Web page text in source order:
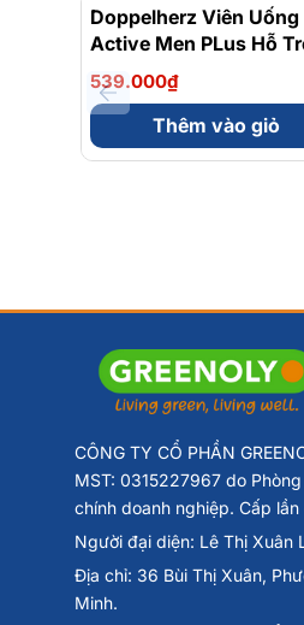
Greenoly cam kết cung
Địa chỉ: 36 Đường Số
Hotline tư vấn: 0902
🌐 Website: greenoly.vn
📩Email:
Doppelherz Viên Uống
Active Men PLus Hỗ
Tăng Cường Sức Khỏe
Sinh Lý Nam Hộp 30
539.000₫
Thêm vào giỏ
CÔNG TY CỔ PHẦN
MST: 0315227967 do
chính doanh nghiệp. Cấp
Người đại diện: Lê Thị Xuân
Địa chỉ: 36 Bùi Thị Xuân,
Minh.